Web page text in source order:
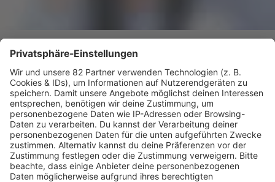
HITstory
Lou Bega - Mambo No. 5
Mit 24 Jahren hatte Lou Bega mit "Mambo No. 5" einen
Welthit. Wie er mit seinem plötzlichen Erfolg
umgegangen ist und wie "Mambo No. 5" überhaupt
entstanden ist, hat er uns erzählt.
mehr lesen